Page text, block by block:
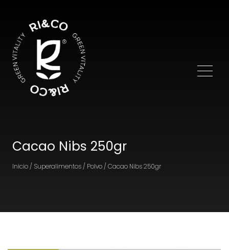
Cacao Nibs 250gr
Inicio / Superalimentos / Polvo / Cacao Nibs 250gr